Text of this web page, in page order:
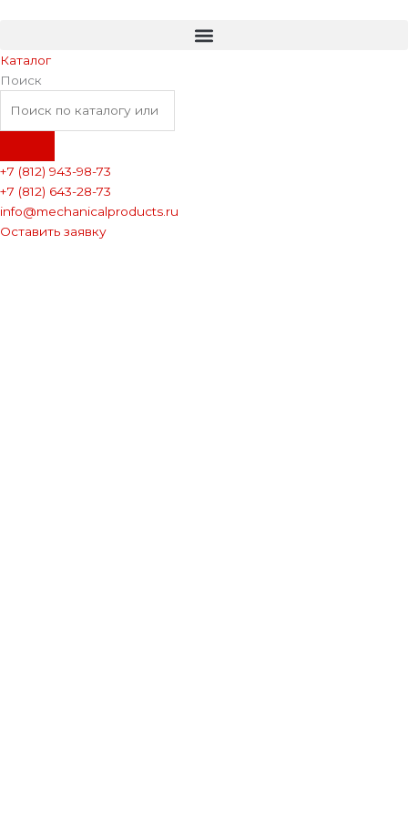
Каталог
Поиск
+7 (812) 943-98-73
+7 (812) 643-28-73
info@mechanicalproducts.ru
Оставить заявку